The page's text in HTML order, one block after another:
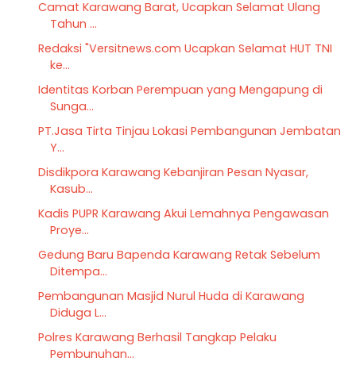
Camat Karawang Barat, Ucapkan Selamat Ulang
Tahun ...
Redaksi "Versitnews.com Ucapkan Selamat HUT TNI
ke...
Identitas Korban Perempuan yang Mengapung di
Sunga...
PT.Jasa Tirta Tinjau Lokasi Pembangunan Jembatan
Y...
Disdikpora Karawang Kebanjiran Pesan Nyasar,
Kasub...
Kadis PUPR Karawang Akui Lemahnya Pengawasan
Proye...
Gedung Baru Bapenda Karawang Retak Sebelum
Ditempa...
Pembangunan Masjid Nurul Huda di Karawang
Diduga L...
Polres Karawang Berhasil Tangkap Pelaku
Pembunuhan...